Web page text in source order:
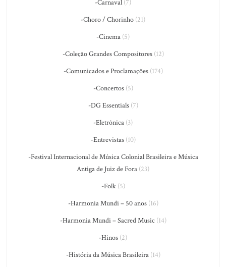
-Carnaval (7)
-Choro / Chorinho (21)
-Cinema (5)
-Coleção Grandes Compositores(12)
-Comunicados e Proclamações(174)
-Concertos(5)
-DG Essentials(7)
-Eletrônica (3)
-Entrevistas(10)
-Festival Internacional de Música Colonial Brasileira e Música
Antiga de Juiz de Fora (23)
-Folk(5)
-Harmonia Mundi – 50 anos(16)
-Harmonia Mundi – Sacred Music (14)
-Hinos (2)
-História da Música Brasileira(14)